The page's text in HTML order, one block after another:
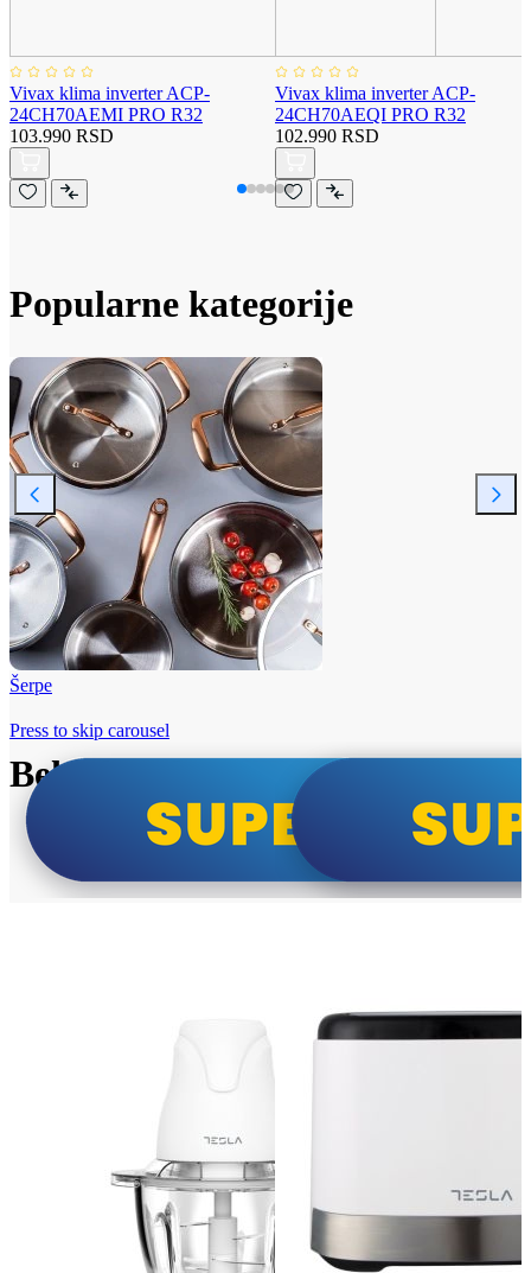
Vivax klima inverter ACP-
24CH70AEMI PRO R32
103.990 RSD
Vivax klima inverter ACP-
24CH70AEQI PRO R32
102.990 RSD
Popularne kategorije
Šerpe
Beko i Tesla super cene
Press to skip carousel